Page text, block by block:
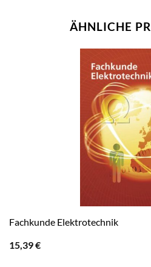
ÄHNLICHE
Fachkunde Elektrotechnik
15,39€